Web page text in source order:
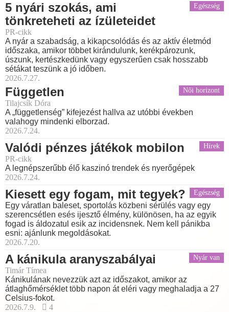
Egészség
5 nyári szokás, ami
tönkreteheti az ízületeidet
PR-cikk
A nyár a szabadság, a kikapcsolódás és az aktív életmód
időszaka, amikor többet kirándulunk, kerékpározunk,
úszunk, kertészkedünk vagy egyszerűen csak hosszabb
sétákat teszünk a jó időben.
2026.7.27.
Női horizont
Független
Tilajcsík Dóra
A „függetlenség” kifejezést hallva az utóbbi években
valahogy mindenki elborzad.
2026.7.24.
Hírek
Valódi pénzes játékok mobilon
PR-cikk
A legnépszerűbb élő kaszinó trendek és nyerőgépek
2026.7.24.
Egészség
Kiesett egy fogam, mit tegyek?
Egy váratlan baleset, sportolás közbeni sérülés vagy egy
szerencsétlen esés ijesztő élmény, különösen, ha az egyik
fogad is áldozatul esik az incidensnek. Nem kell pánikba
esni: ajánlunk megoldásokat.
2026.7.20.
Nyár van
A kánikula aranyszabályai
Timár Tímea
Kánikulának nevezzük azt az időszakot, amikor az
átlaghőmérséklet több napon át eléri vagy meghaladja a 27
Celsius-fokot.
2026.7.9.
4